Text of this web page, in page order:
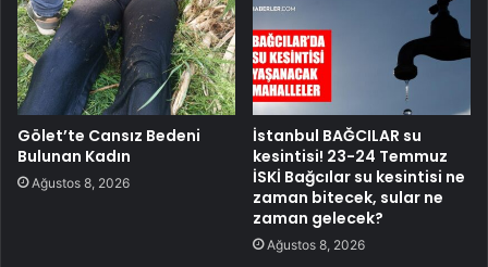
Gölet’te Cansız Bedeni
Bulunan Kadın
Ağustos 8, 2026
İstanbul BAĞCILAR su
kesintisi! 23-24 Temmuz
İSKİ Bağcılar su kesintisi ne
zaman bitecek, sular ne
zaman gelecek?
Ağustos 8, 2026